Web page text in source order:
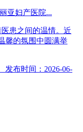
亚妇产医院...
患之间的温情。近
馨的氛围中圆满举
布时间：2026-06-